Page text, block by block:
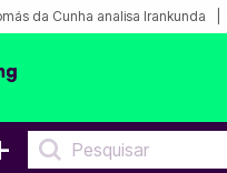
da Cunha analisa Irankunda